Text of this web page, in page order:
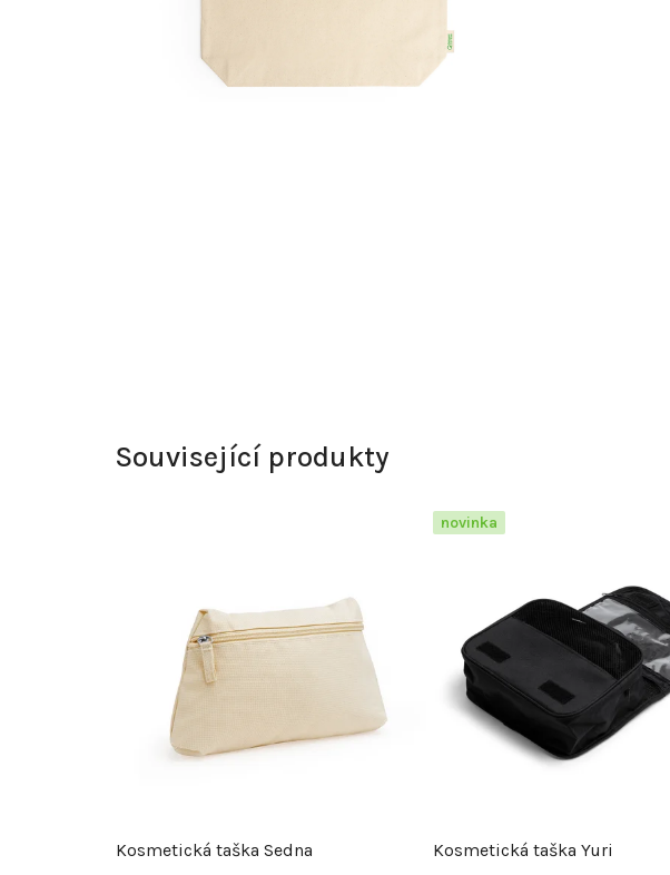
Související produkty
Kosmetická taška Sedna
novinka
Kosmetická taška Yuri